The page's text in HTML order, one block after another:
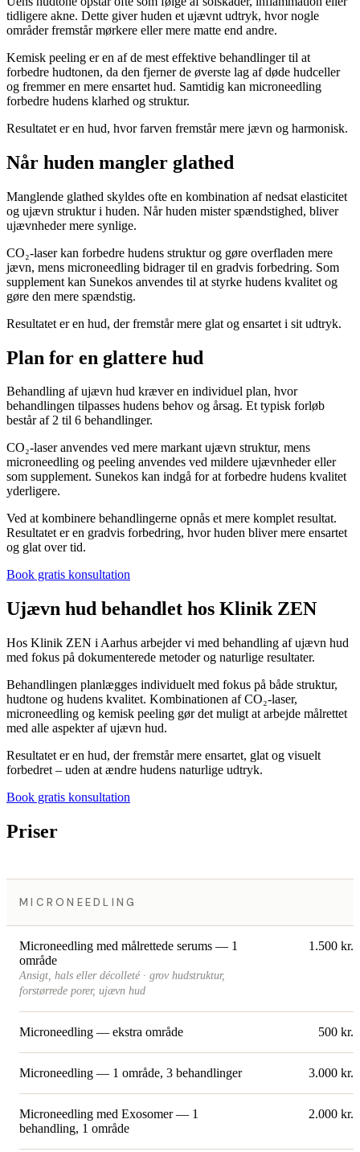
tidligere akne. Dette giver huden et ujævnt udtryk, hvor nogle
områder fremstår mørkere eller mere matte end andre.
Kemisk peeling er en af de mest effektive behandlinger til at
forbedre hudtonen, da den fjerner de øverste lag af døde hudceller
og fremmer en mere ensartet hud. Samtidig kan microneedling
forbedre hudens klarhed og struktur.
Resultatet er en hud, hvor farven fremstår mere jævn og harmonisk.
Når huden mangler glathed
Manglende glathed skyldes ofte en kombination af nedsat elasticitet
og ujævn struktur i huden. Når huden mister spændstighed, bliver
ujævnheder mere synlige.
CO₂-laser kan forbedre hudens struktur og gøre overfladen mere
jævn, mens microneedling bidrager til en gradvis forbedring. Som
supplement kan Sunekos anvendes til at styrke hudens kvalitet og
gøre den mere spændstig.
Resultatet er en hud, der fremstår mere glat og ensartet i sit udtryk.
Plan for en glattere hud
Behandling af ujævn hud kræver en individuel plan, hvor
behandlingen tilpasses hudens behov og årsag. Et typisk forløb
består af 2 til 6 behandlinger.
CO₂-laser anvendes ved mere markant ujævn struktur, mens
microneedling og peeling anvendes ved mildere ujævnheder eller
som supplement. Sunekos kan indgå for at forbedre hudens kvalitet
yderligere.
Ved at kombinere behandlingerne opnås et mere komplet resultat.
Resultatet er en gradvis forbedring, hvor huden bliver mere ensartet
og glat over tid.
Book gratis konsultation
Ujævn hud behandlet hos Klinik ZEN
Hos Klinik ZEN i Aarhus arbejder vi med behandling af ujævn hud
med fokus på dokumenterede metoder og naturlige resultater.
Behandlingen planlægges individuelt med fokus på både struktur,
hudtone og hudens kvalitet. Kombinationen af CO₂-laser,
microneedling og kemisk peeling gør det muligt at arbejde målrettet
med alle aspekter af ujævn hud.
Resultatet er en hud, der fremstår mere ensartet, glat og visuelt
forbedret – uden at ændre hudens naturlige udtryk.
Book gratis konsultation
Priser
MICRONEEDLING
Microneedling med målrettede serums — 1
område
Ansigt, hals eller décolleté · grov hudstruktur,
forstørrede porer, ujævn hud
1.500 kr.
Microneedling — ekstra område 500 kr.
Microneedling — 1 område, 3 behandlinger 3.000 kr.
Microneedling med Exosomer — 1
behandling, 1 område
2.000 kr.